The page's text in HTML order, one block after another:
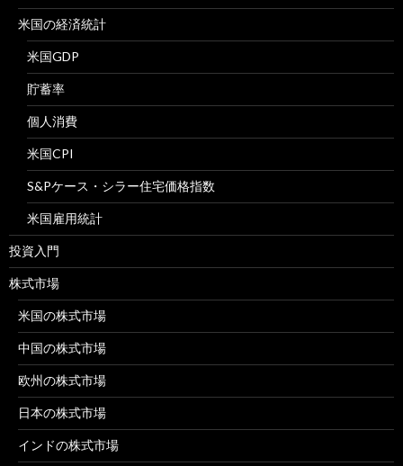
米国の経済統計
米国GDP
貯蓄率
個人消費
米国CPI
S&Pケース・シラー住宅価格指数
米国雇用統計
投資入門
株式市場
米国の株式市場
中国の株式市場
欧州の株式市場
日本の株式市場
インドの株式市場